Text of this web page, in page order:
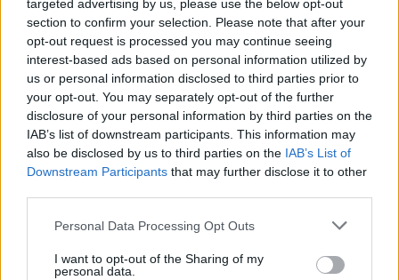
targeted advertising by us, please use the below opt-out
section to confirm your selection. Please note that after your
opt-out request is processed you may continue seeing
interest-based ads based on personal information utilized by
us or personal information disclosed to third parties prior to
your opt-out. You may separately opt-out of the further
disclosure of your personal information by third parties on the
IAB’s list of downstream participants. This information may
also be disclosed by us to third parties on the IAB’s List of
Downstream Participants that may further disclose it to other
Personal Data Processing Opt Outs
I want to opt-out of the Sharing of my
personal data.
intrattenimento scegliendo, in qualsiasi momento e con la
massima flessibilità, fra tutti quelli disponibili.
L’accordo conferma e rafforza ilposizionamento di TimVision
come la piattaforma streaming più completa del panorama
televisivo italiano, che offre il meglio dell’intrattenimento per
tutta la famiglia, lo sport e tutto il calcio nazionale e
internazionale. I contenuti sono disponibili su un unico decoder,
E-mail Facebook